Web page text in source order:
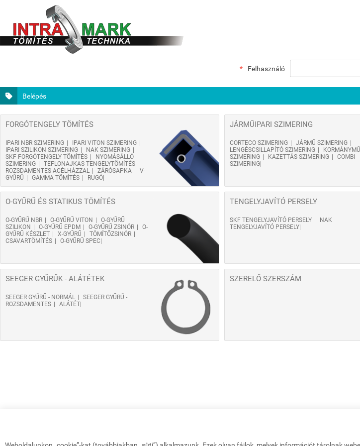
Felhasználó
Belépés
FORGÓTENGELY TÖMÍTÉS
IPARI NBR SZIMERING
IPARI VITON SZIMERING
IPARI SZILIKON SZIMERING
NAK SZIMERING
SKF FORGÓTENGELY TÖMÍTÉS
NYOMÁSÁLLÓ
SZIMERING
TEFLONAJKAS TENGELYTÖMÍTÉS
ROZSDAMENTES ACÉLHÁZZAL
ZÁRÓSAPKA
V-
GYŰRŰ
GAMMA TÖMÍTÉS RUGÓ
JÁRMŰIPARI SZIMERING
CORTECO SZIMERING
JÁRMŰ SZIMERING
LENGÉSCSILLAPÍTÓ SZIMERING
KORMÁNYMŰ
SZIMERING
KAZETTÁS SZIMERING
COMBI
SZIMERING
O-GYŰRŰ ÉS STATIKUS TÖMÍTÉS
O-GYŰRŰ NBR O-GYŰRŰ VITON
O-GYŰRŰ
SZILIKON
O-GYŰRŰ EPDM O-GYŰRŰ ZSINÓR
O-
GYŰRŰ KÉSZLET
X-GYŰRŰ
TÖMÍTŐZSINÓR
CSAVARTÖMÍTÉS
O-GYŰRŰ SPEC
TENGELYJAVÍTÓ PERSELY
SKF TENGELYJAVÍTÓ PERSELY
NAK
TENGELYJAVÍTÓ PERSELY
SEEGER GYŰRŰK - ALÁTÉTEK
SEEGER GYŰRŰ - NORMÁL
SEEGER GYŰRŰ -
ROZSDAMENTES
ALÁTÉT
SZERELŐ SZERSZÁM